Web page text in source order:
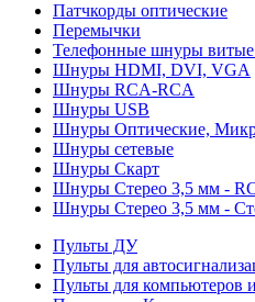
Патчкорды оптические
Перемычки
Телефонные шнуры витые
Шнуры HDMI, DVI, VGA
Шнуры RCA-RCA
Шнуры USB
Шнуры Оптические,
Шнуры сетевые
Шнуры Скарт
Шнуры Стерео 3,5 мм -
Шнуры Стерео 3,5 мм -
Пульты ДУ
Пульты для
Пульты для компьютеров